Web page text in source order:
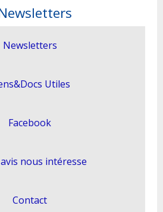
Newsletters
Utiles
Facebook
nous intéresse
Contact